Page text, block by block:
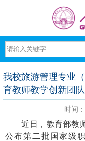
我校旅游管理专业
育教师教学创新团队
时间
近日，教育部教
公布第二批国家级